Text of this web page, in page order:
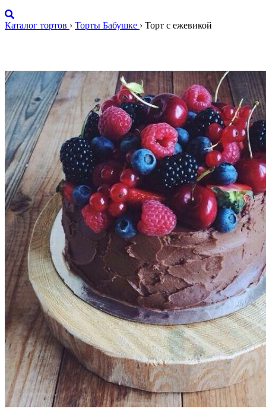
Каталог тортов › Торты Бабушке › Торт с ежевикой